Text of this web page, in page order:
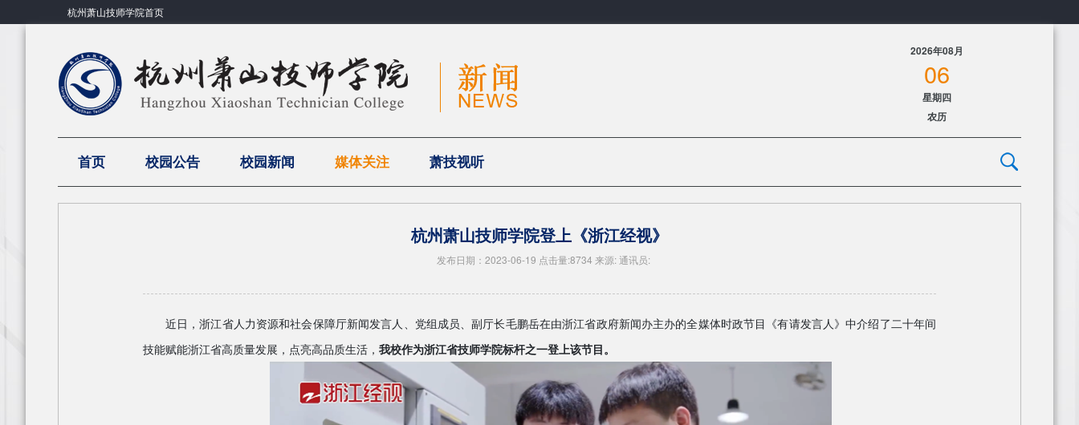
杭州萧山技师学院首页
2026年08月
06
星期四
农历
首页 校园公告 校园新闻 媒体关注 萧技视听
杭州萧山技师学院登上《浙江经视》
发布日期：2023-06-19 点击量:8734 来源: 通讯员:
近日，浙江省人力资源和社会保障厅新闻发言人、党组成员、副厅长毛鹏岳在由浙江省政府新闻办主办的全媒体时政节目《有请发言人》中介绍了二十年间
技能赋能浙江省高质量发展，点亮高品质生活， 我校作为浙江省技师学院标杆之一登上该节目。